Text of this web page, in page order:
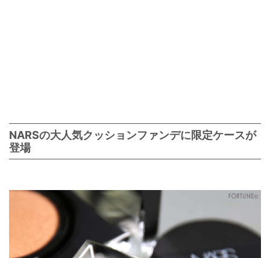
NARSの大人気クッションファンデに限定ケースが
登場